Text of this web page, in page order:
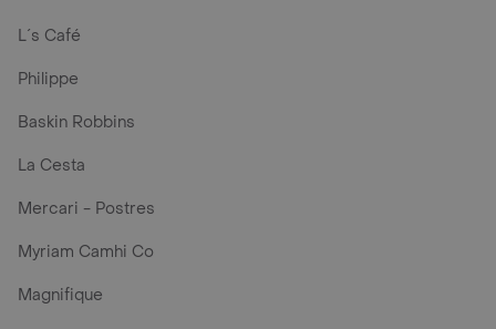
L´s Café
Philippe
Baskin Robbins
La Cesta
Mercari - Postres
Myriam Camhi Co
Magnifique